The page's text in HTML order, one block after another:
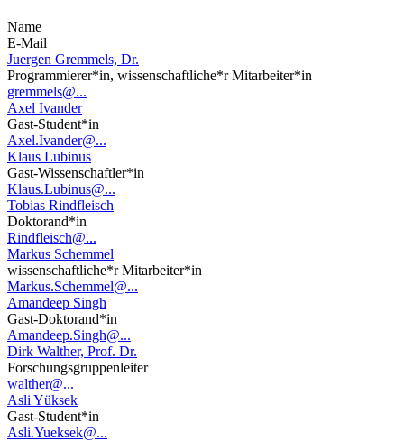
Name
E-Mail
Juergen Gremmels, Dr.
Programmierer*in, wissenschaftliche*r Mitarbeiter*in
gremmels@...
Axel Ivander
Gast-Student*in
Axel.Ivander@...
Klaus Lubinus
Gast-Wissenschaftler*in
Klaus.Lubinus@...
Tobias Rindfleisch
Doktorand*in
Rindfleisch@...
Markus Schemmel
wissenschaftliche*r Mitarbeiter*in
Markus.Schemmel@...
Amandeep Singh
Gast-Doktorand*in
Amandeep.Singh@...
Dirk Walther, Prof. Dr.
Forschungsgruppenleiter
walther@...
Asli Yüksek
Gast-Student*in
Asli.Yueksek@...